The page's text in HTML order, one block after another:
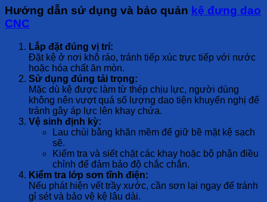
Hướng dẫn sử dụng và bảo quản kệ đựng dao
CNC
Lắp đặt đúng vị trí:
Đặt kệ ở nơi khô ráo, tránh tiếp xúc trực tiếp với nước
hoặc hóa chất ăn mòn.
Sử dụng đúng tải trọng:
Mặc dù kệ được làm từ thép chịu lực, người dùng
không nên vượt quá số lượng dao tiện khuyến nghị để
tránh gây áp lực lên khay chứa.
Vệ sinh định kỳ:
Lau chùi bằng khăn mềm để giữ bề mặt kệ sạch
sẽ.
Kiểm tra và siết chặt các khay hoặc bộ phận điều
chỉnh để đảm bảo độ chắc chắn.
Kiểm tra lớp sơn tĩnh điện:
Nếu phát hiện vết trầy xước, cần sơn lại ngay để tránh
gỉ sét và bảo vệ kệ lâu dài.